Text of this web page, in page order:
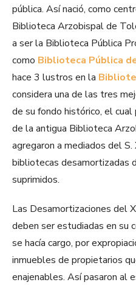
pública. Así nació, como
Biblioteca Arzobispal de
a ser la Biblioteca Pública
como Biblioteca Pública
hace 3 lustros en la
considera una de las tres
de su fondo histórico, el
de la antigua Biblioteca
agregaron a mediados del
bibliotecas desamortizadas
suprimidos.
Las Desamortizaciones del
deben ser estudiadas en su
se hacía cargo, por
inmuebles de propietarios
enajenables. Así pasaron al